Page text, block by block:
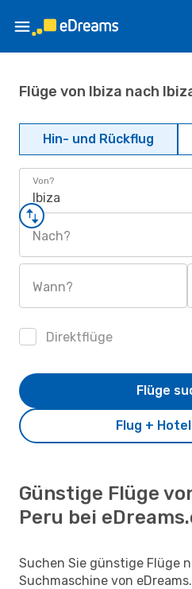
Flüge von Ibiza nach
Hin- und Rückflug
Von?
Ibiza
Nach?
Wann?
Direktflüge
Flug +
Flüge
Günstige Flüge
Peru bei
Suchen Sie günstige Flüge
Suchmaschine von